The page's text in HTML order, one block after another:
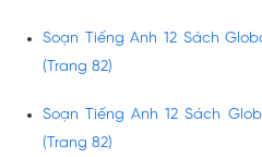
Soạn Tiếng Anh 12 Sách
(Trang 82)
Soạn Tiếng Anh 12 Sách
(Trang 82)